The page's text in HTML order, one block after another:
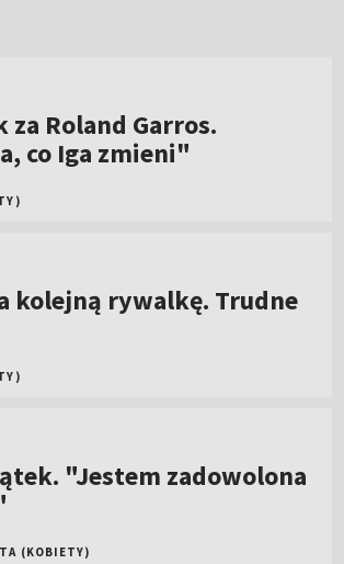
za Roland Garros.
co Iga zmieni"
kolejną rywalkę. Trudne
"Jestem zadowolona
(KOBIETY)